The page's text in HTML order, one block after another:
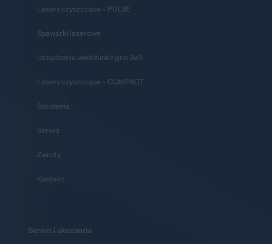
Lasery czyszczące – PULSE
Spawarki laserowe
Urządzenia wielofunkcyjne 3w1
Lasery czyszczące – COMPACT
Szkolenia
Serwis
Zwroty
Kontakt
Serwis i akcesoria